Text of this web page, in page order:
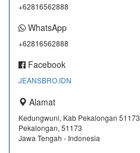
+62816562888
WhatsApp
+62816562888
Facebook
JEANSBRO.IDN
Alamat
Kedungwuni, Kab Pekalongan 51173
Pekalongan, 51173
Jawa Tengah - Indonesia